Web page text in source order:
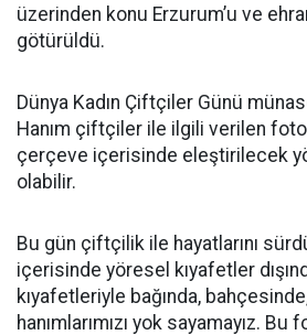
üzerinden konu Erzurum’u ve
götürüldü.
Dünya Kadın Çiftçiler Günü
Hanım çiftçiler ile ilgili verilen
çerçeve içerisinde eleştirilecek
olabilir.
Bu gün çiftçilik ile hayatlarını
içerisinde yöresel kıyafetler
kıyafetleriyle bağında,
hanımlarımızı yok sayamayız.